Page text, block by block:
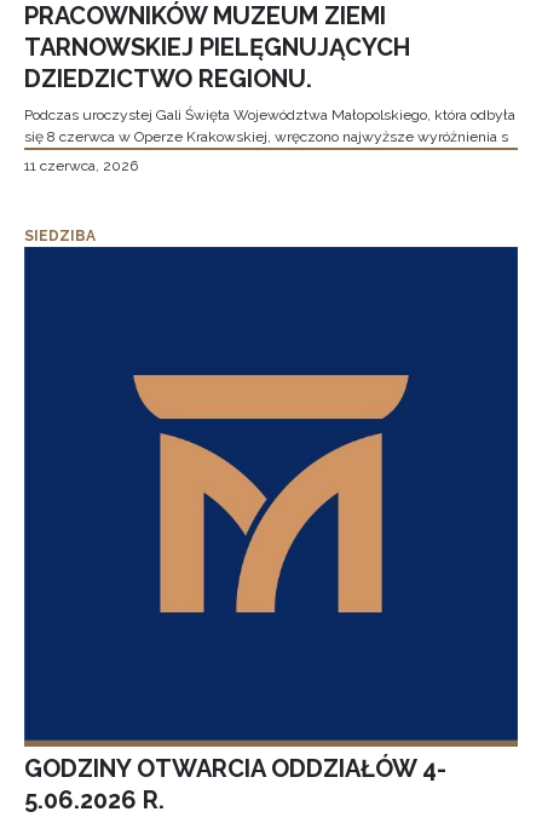
PRACOWNIKÓW MUZEUM ZIEMI
TARNOWSKIEJ PIELĘGNUJĄCYCH
DZIEDZICTWO REGIONU.
Podczas uroczystej Gali Święta Województwa Małopolskiego, która odbyła
się 8 czerwca w Operze Krakowskiej, wręczono najwyższe wyróżnienia s
11 czerwca, 2026
SIEDZIBA
GODZINY OTWARCIA ODDZIAŁÓW 4-
5.06.2026 R.